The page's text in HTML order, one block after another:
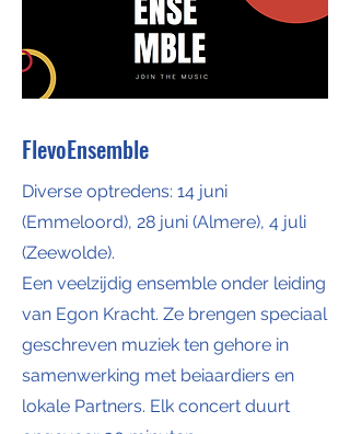
FlevoEnsemble
Diverse optredens: 14 juni
(Emmeloord), 28 juni (Almere), 4 juli
(Zeewolde).
Een veelzijdig ensemble onder leiding
van Egon Kracht. Ze brengen speciaal
geschreven muziek ten gehore in
samenwerking met beiaardiers en
lokale Partners. Elk concert duurt